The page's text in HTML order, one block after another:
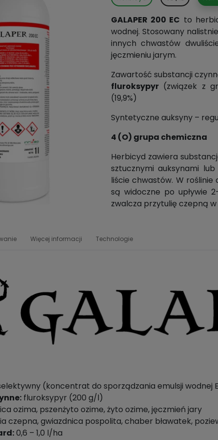
GALAPER 200 EC to
wodnej. Stosowany
innych chwastów
jęczmieniu jarym.
Zawartość substancji
fluroksypyr (związek z
(19,9%)
Syntetyczne auksyny –
4 (O) grupa chemiczna
Herbicyd zawiera
sztucznymi auksynami
liście chwastów. W roślinie
są widoczne po upływie
zwalcza przytulię czepną w
Więcej informacji Technologie
(koncentrat do sporządzania emulsji wodnej
fluroksypyr (200 g/l)
ozima, pszenżyto ozime, żyto ozime, jęczmień jary
czepna, gwiazdnica pospolita, chaber bławatek,
0,6 – 1,0 l/ha